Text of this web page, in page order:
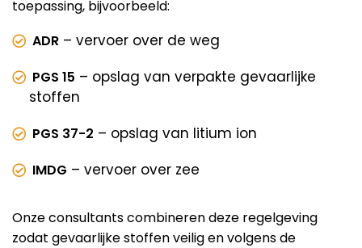
toepassing, bijvoorbeeld:
ADR – vervoer over de weg
PGS 15 – opslag van verpakte gevaarlijke
stoffen
PGS 37-2 – opslag van litium ion
IMDG – vervoer over zee
Onze consultants combineren deze regelgeving
zodat gevaarlijke stoffen veilig en volgens de